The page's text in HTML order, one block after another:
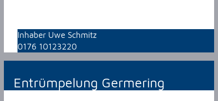
Inhaber Uwe Schmitz
0176 10123220
Entrümpelung Germering